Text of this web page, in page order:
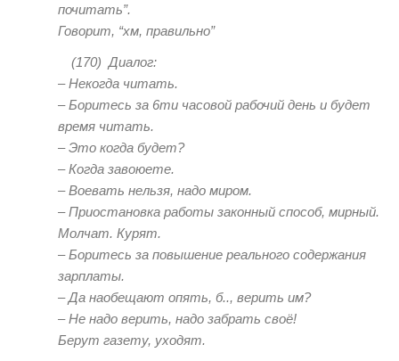
почитать”.
Говорит, “хм, правильно”
(170) Диалог:
– Некогда читать.
– Боритесь за 6ти часовой рабочий день и будет
время читать.
– Это когда будет?
– Когда завоюете.
– Воевать нельзя, надо миром.
– Приостановка работы законный способ, мирный.
Молчат. Курят.
– Боритесь за повышение реального содержания
зарплаты.
– Да наобещают опять, б.., верить им?
– Не надо верить, надо забрать своё!
Берут газету, уходят.